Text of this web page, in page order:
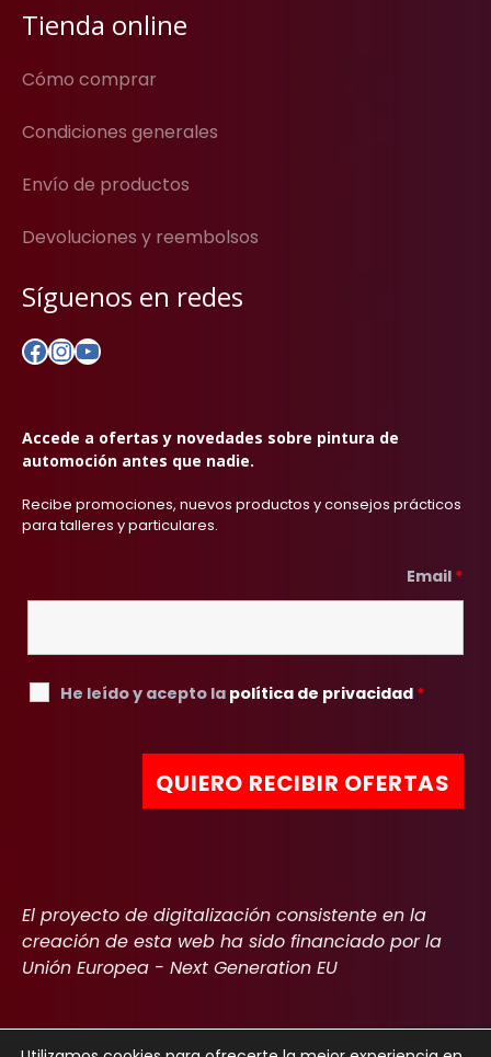
Tienda online
Cómo comprar
Condiciones generales
Envío de productos
Devoluciones y reembolsos
Síguenos en redes
Facebook
Instagram
YouTube
Accede a ofertas y novedades sobre pintura de
automoción antes que nadie.
Recibe promociones, nuevos productos y consejos prácticos
para talleres y particulares.
Email *
He leído y acepto la política de privacidad *
El proyecto de digitalización consistente en la
creación de esta web ha sido financiado por la
Unión Europea - Next Generation EU